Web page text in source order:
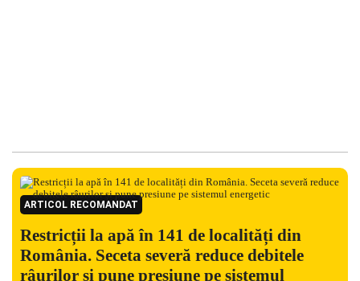
ARTICOL RECOMANDAT
Restricții la apă în 141 de localități din
România. Seceta severă reduce debitele
râurilor și pune presiune pe sistemul